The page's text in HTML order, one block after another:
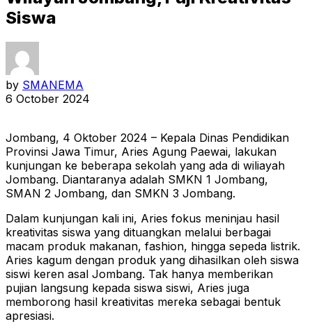
Siswa
by SMANEMA
6 October 2024
Jombang, 4 Oktober 2024 – Kepala Dinas Pendidikan
Provinsi Jawa Timur, Aries Agung Paewai, lakukan
kunjungan ke beberapa sekolah yang ada di wiliayah
Jombang. Diantaranya adalah SMKN 1 Jombang,
SMAN 2 Jombang, dan SMKN 3 Jombang.
Dalam kunjungan kali ini, Aries fokus meninjau hasil
kreativitas siswa yang dituangkan melalui berbagai
macam produk makanan, fashion, hingga sepeda listrik.
Aries kagum dengan produk yang dihasilkan oleh siswa
siswi keren asal Jombang. Tak hanya memberikan
pujian langsung kepada siswa siswi, Aries juga
memborong hasil kreativitas mereka sebagai bentuk
apresiasi.